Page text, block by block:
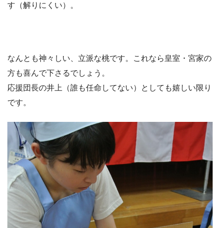
す（解りにくい）。
なんとも神々しい、立派な桃です。これなら皇室・宮家の
方も喜んで下さるでしょう。
応援団長の井上（誰も任命してない）としても嬉しい限り
です。